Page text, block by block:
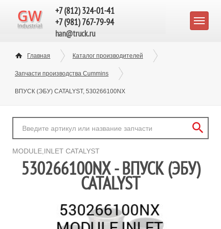
+7 (812) 324-01-41
+7 (981) 767-79-94
han@truck.ru
Главная Каталог производителей
Запчасти производства Cummins
ВПУСК (ЭБУ) CATALYST, 530266100NX
MODULE,INLET CATALYST
530266100NX - ВПУСК (ЭБУ)
CATALYST